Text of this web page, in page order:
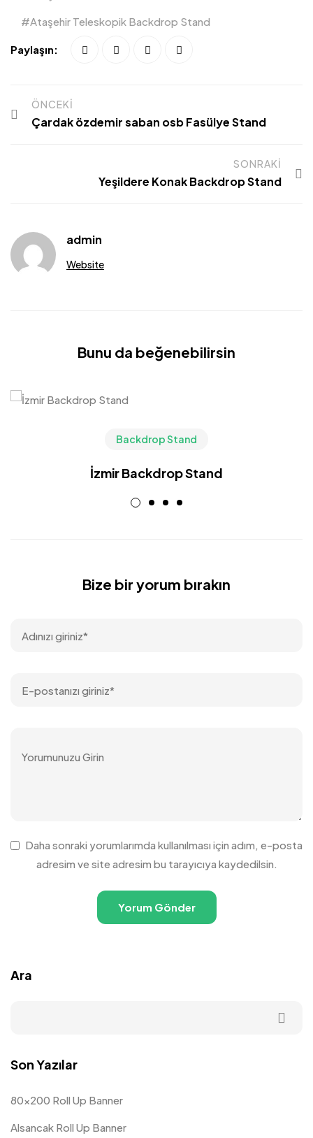
Ataşehir Teleskopik Backdrop Stand
Paylaşın:
ÖNCEKI
Çardak özdemir saban osb Fasülye Stand
SONRAKI
Yeşildere Konak Backdrop Stand
admin
Website
Bunu da beğenebilirsin
Backdrop Stand
İzmir Backdrop Stand
Bize bir yorum bırakın
Daha sonraki yorumlarımda kullanılması için adım, e-posta
adresim ve site adresim bu tarayıcıya kaydedilsin.
Ara
Son Yazılar
80×200 Roll Up Banner
Alsancak Roll Up Banner